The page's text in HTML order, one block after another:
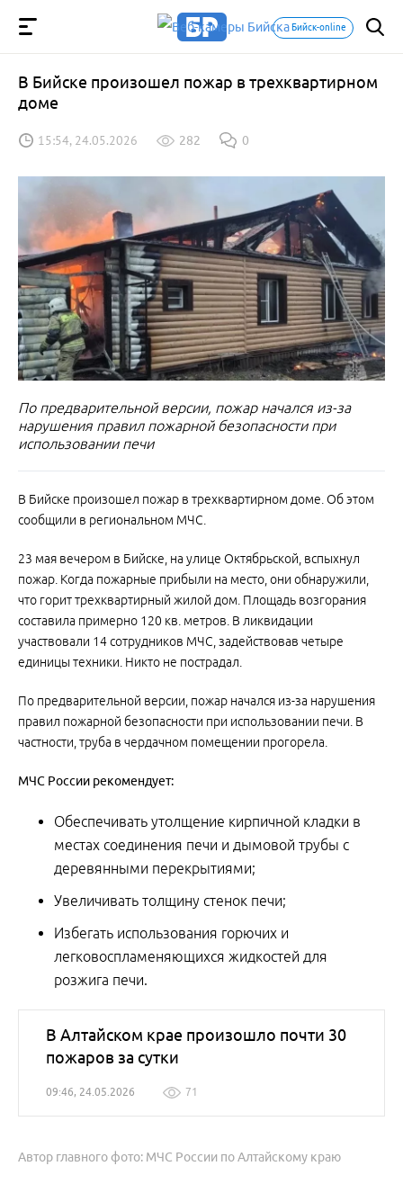
Бийск-online
В Бийске произошел пожар в трехквартирном
доме
15:54, 24.05.2026 282 0
По предварительной версии, пожар начался из-за
нарушения правил пожарной безопасности при
использовании печи
В Бийске произошел пожар в трехквартирном доме. Об этом
сообщили в региональном МЧС.
23 мая вечером в Бийске, на улице Октябрьской, вспыхнул
пожар. Когда пожарные прибыли на место, они обнаружили,
что горит трехквартирный жилой дом. Площадь возгорания
составила примерно 120 кв. метров. В ликвидации
участвовали 14 сотрудников МЧС, задействовав четыре
единицы техники. Никто не пострадал.
По предварительной версии, пожар начался из-за нарушения
правил пожарной безопасности при использовании печи. В
частности, труба в чердачном помещении прогорела.
МЧС России рекомендует:
Обеспечивать утолщение кирпичной кладки в
местах соединения печи и дымовой трубы с
деревянными перекрытиями;
Увеличивать толщину стенок печи;
Избегать использования горючих и
легковоспламеняющихся жидкостей для
розжига печи.
В Алтайском крае произошло почти 30
пожаров за сутки
09:46, 24.05.2026 71
Автор главного фото: МЧС России по Алтайскому краю